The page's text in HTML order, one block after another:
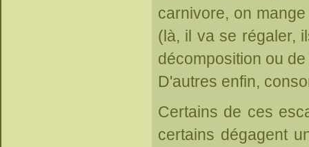
carnivore, on
(là, il va se régaler,
décomposition ou
D'autres enfin,
Certains de ces
certains dégagent